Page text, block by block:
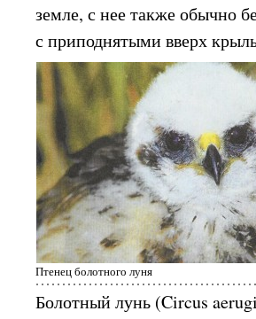
земле, с нее также обычно
с приподнятыми вверх
Птенец болотного луня
Болотный лунь (Circus